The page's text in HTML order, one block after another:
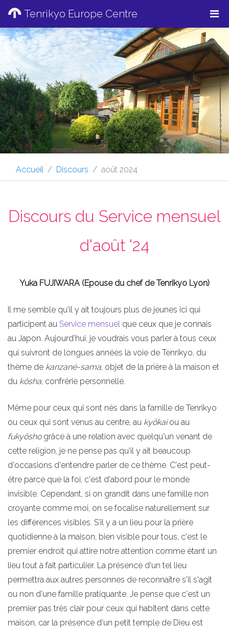
Tenrikyo Europe Centre
Accueil Discours août 2024
Discours du Service mensuel
d'août '24
Yuka FUJIWARA (Epouse du chef de Tenrikyo Lyon)
Il me semble qu'il y ait toujours plus de jeunes ici qui
participent au Service mensuel que ceux que je connais
au Japon. Aujourd'hui, je voudrais vous parler à tous ceux
qui suivront de longues années la voie de Tenrikyo, du
thème de kanzané-sama, objet de la prière à la maison et
du kôsha, confrérie personnelle.
Même pour ceux qui sont nés dans la famille de Tenrikyo
ou ceux qui sont venus au centre, au kyôkaiou au
fukyôshogrâce à une relation avec quelqu'un venant de
cette religion, je ne pense pas qu'il y ait beaucoup
d'occasions d'entendre parler de ce thème. C'est peut-
être parce que la foi, c'est d'abord pour le monde
invisible. Cependant, si on grandit dans une famille non
croyante comme moi, on se focalise naturellement sur
les différences visibles. S'il y a un lieu pour la prière
quotidienne à la maison, bien visible pour tous, c'est le
premier endroit qui attire notre attention comme étant un
lieu tout à fait particulier. La présence d'un tel lieu
permettra aux autres personnes de reconnaître s'il s'agit
ou non d'une famille pratiquante. Je pense que c'est un
premier pas très clair pour ceux qui habitent dans cette
maison, car la présence d'un petit temple de Dieu est